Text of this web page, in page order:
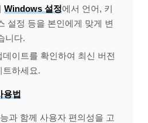
Windows 설정에서 언어, 키
설정 등을 본인에게 맞게 변
니다.
데이트를 확인하여 최신 버전
트하세요.
용법
과 함께 사용자 편의성을 고